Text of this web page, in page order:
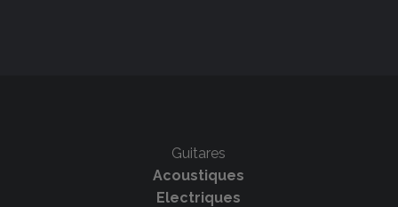
Guitares
Acoustiques
Electriques